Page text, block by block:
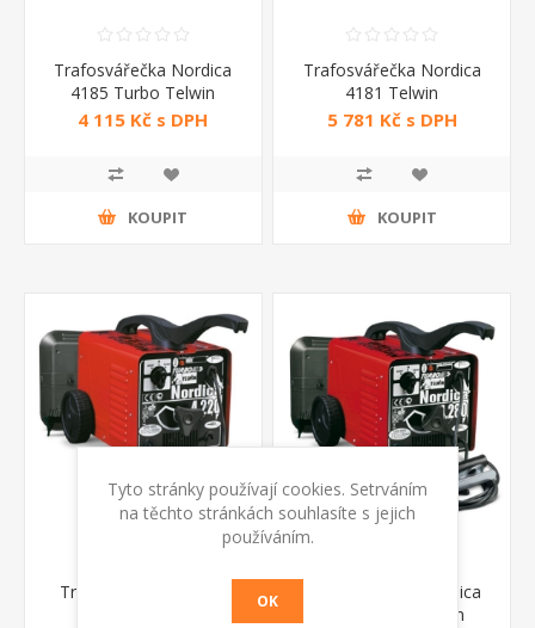
Trafosvářečka Nordica
4185 Turbo Telwin
4 115 Kč s DPH
KOUPIT
Trafosvářečka Nordica
4181 Telwin
5 781 Kč s DPH
KOUPIT
Trafosvářečka Telwin
Trafosvářečka Nordica
4280 Turbo Telwin
Tyto stránky používají cookies. Setrváním
na těchto stránkách souhlasíte s jejich
používáním.
OK